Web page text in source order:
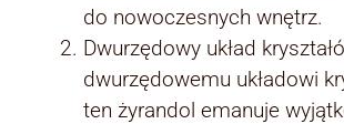
do nowoczesnych wnętrz.
Dwurzędowy układ
dwurzędowemu układowi
ten żyrandol emanuje